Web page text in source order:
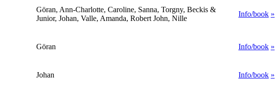
Göran, Ann-Charlotte, Caroline, Sanna, Torgny, Beckis &
Junior, Johan, Valle, Amanda, Robert John, Nille
Info/book »
Göran Info/book »
Johan Info/book »